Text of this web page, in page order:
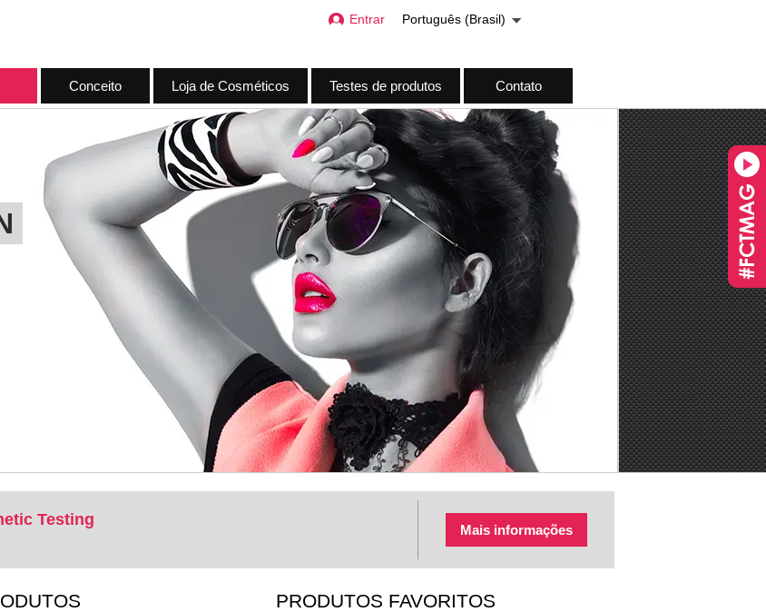
Conceito Loja de Cosméticos Testes de produtos Contato
Entrar Português (Brasil)
Testing
Mais informações
PRODUTOS FAVORITOS